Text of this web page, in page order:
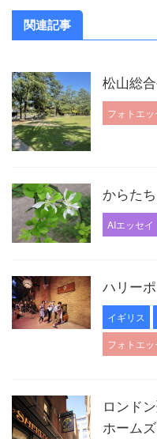
関連記事
松山総
フォトエッ
からた
AIエッセイ
ハリー
イギリス
フォトエッ
ロンド
ホーム